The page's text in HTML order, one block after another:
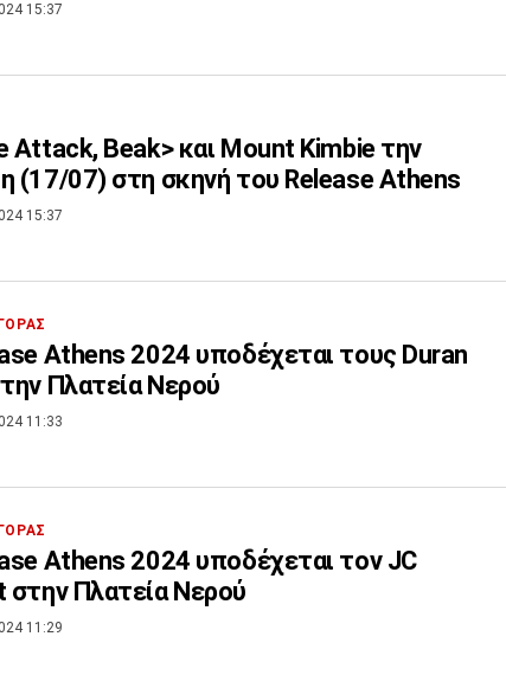
15:37
Attack, Beak> και Mount Kimbie την
(17/07) στη σκηνή του Release Athens
15:37
Athens 2024 υποδέχεται τους Duran
Πλατεία Νερού
11:33
Athens 2024 υποδέχεται τον JC
στην Πλατεία Νερού
11:29